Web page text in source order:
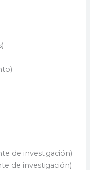
de investigación)
de investigación)